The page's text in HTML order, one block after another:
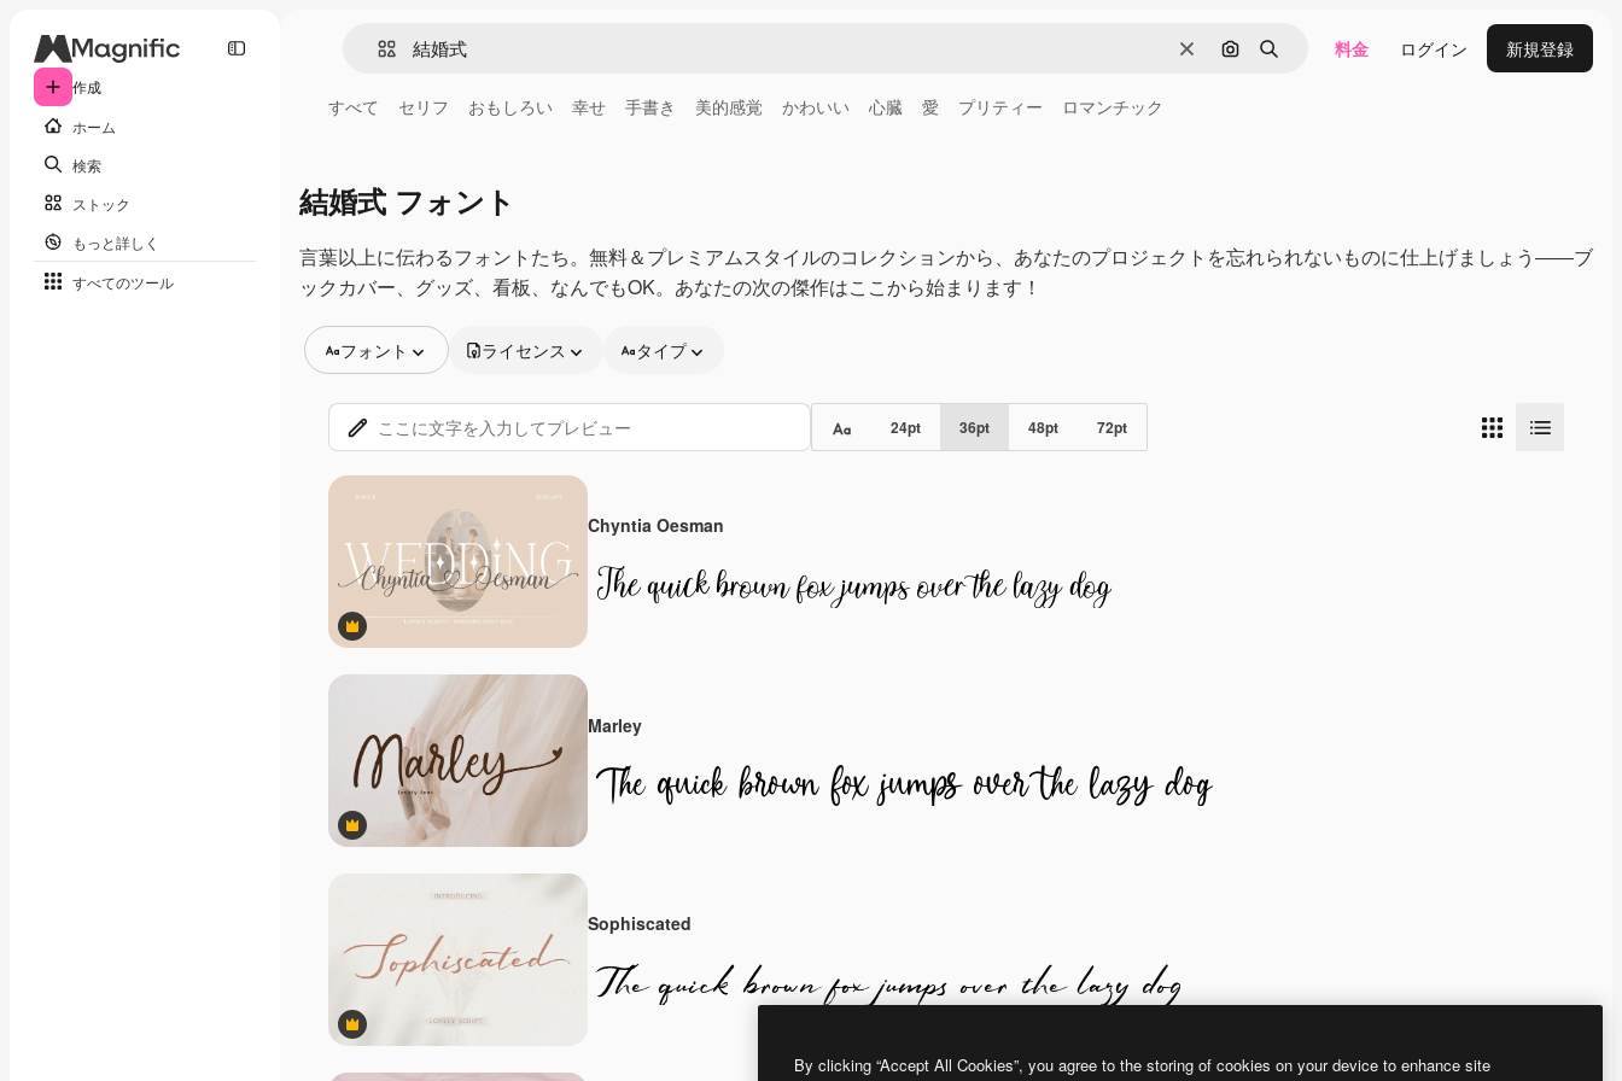
作成
ホーム
検索
ストック
もっと詳しく
すべてのツール
消去 画像で検索
検索 料金 ログイン 新規登録
すべて セリフ おもしろい 幸せ 手書き 美的感覚 かわいい 心臓 愛 プリティー ロマンチック
結婚式 フォント
言葉以上に伝わるフォントたち。無料＆プレミアムスタイルのコレクションから、あなたのプロジェクトを忘れられないものに仕上げましょう――ブ
ックカバー、グッズ、看板、なんでもOK。あなたの次の傑作はここから始まります！
フォント
ベクトル
イラスト
写真
テンプレート
モックアップ
映像素材
モーショングラフィックス
動画テンプレート
アイコン
3D モデル
フォント
ライセンス タイプ
24pt 36pt 48pt 72pt
Premium
Chyntia Oesman
Premium
Marley
Premium
Sophiscated
By clicking “Accept All Cookies”, you agree to the storing of cookies on your device to enhance site